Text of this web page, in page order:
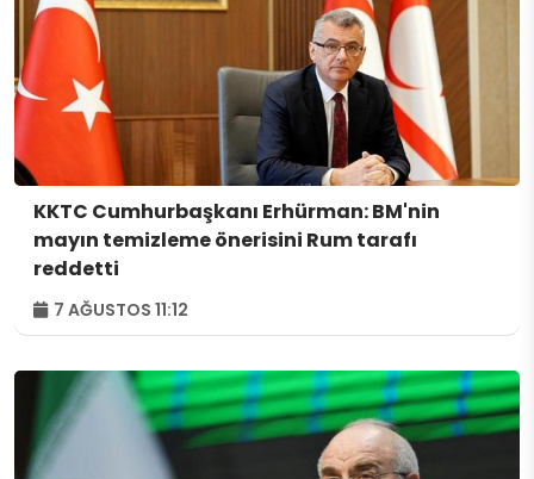
KKTC Cumhurbaşkanı Erhürman: BM'nin
mayın temizleme önerisini Rum tarafı
reddetti
7 AĞUSTOS 11:12